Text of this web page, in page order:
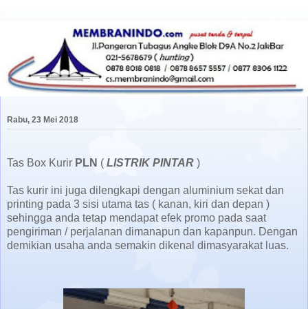
Rabu, 23 Mei 2018
Tas Box Kurir PLN ( LISTRIK PINTAR )
Tas kurir ini juga dilengkapi dengan aluminium sekat dan
printing pada 3 sisi utama tas ( kanan, kiri dan depan )
sehingga anda tetap mendapat efek promo pada saat
pengiriman / perjalanan dimanapun dan kapanpun. Dengan
demikian usaha anda semakin dikenal dimasyarakat luas.